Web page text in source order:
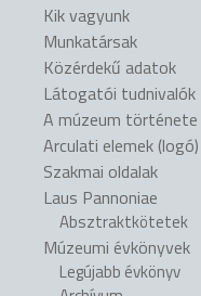
Kik vagyunk
Munkatársak
Közérdekű adatok
Látogatói tudnivalók
A múzeum története
Arculati elemek (logó)
Szakmai oldalak
Laus Pannoniae
Absztraktkötetek
Múzeumi évkönyvek
Legújabb évkönyv